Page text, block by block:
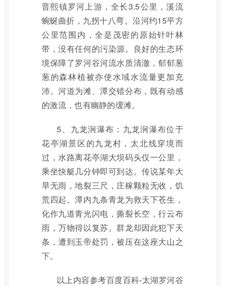
晋熙镇罗河上游，全长3.5公里，溪流
蜿蜒曲折，九拐十八弯。沿河约15平方
公里范围内，全是茂密的原始针叶林
带，没有任何的污染源。良好的生态环
境保障了罗河谷河流水质清澈，郁郁葱
葱的森林植被亦使水域水流量更加充
沛。河道为滩、潭交错分布，既有动感
的激流，也有幽静的缓滩。
5、九龙涧瀑布：九龙涧瀑布位于
花亭湖景区的九龙村，太北线穿境而
过，水路离花亭湖大坝码头仅一公里，
乘坐快艇几分钟即可到达。传说某年大
旱无雨，地裂三尺，庄稼颗粒无收，饥
荒四起。潭内九条青龙为救天下苍生，
化作九道青光闪电，撕裂长空，行云布
雨，万物得以复苏。群龙却因此犯下天
条，遭到玉帝处罚，被压在这座大山之
下。
以上内容参考百度百科-太湖罗河谷